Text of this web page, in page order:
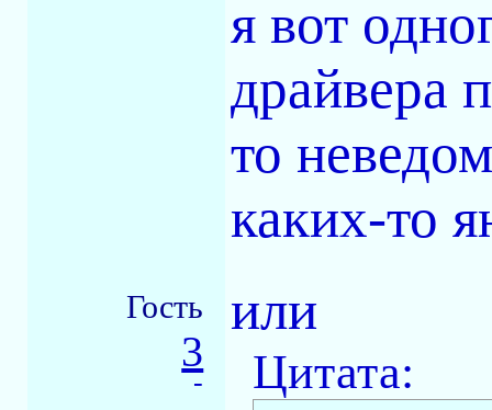
я вот
драйвера
то
каких-то
Гость
3
-
или
Цитата: